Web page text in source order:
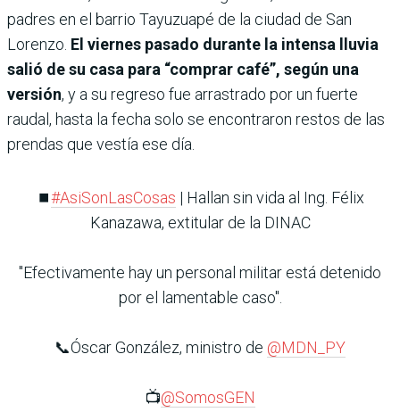
padres en el barrio Tayuzuapé de la ciudad de San
Lorenzo. El viernes pasado durante la intensa lluvia
salió de su casa para “comprar café”, según una
versión, y a su regreso fue arrastrado por un fuerte
raudal, hasta la fecha solo se encontraron restos de las
prendas que vestía ese día.
⏹️#AsiSonLasCosas | Hallan sin vida al Ing. Félix
Kanazawa, extitular de la DINAC
"Efectivamente hay un personal militar está detenido
por el lamentable caso".
📞Óscar González, ministro de @MDN_PY
📺@SomosGEN